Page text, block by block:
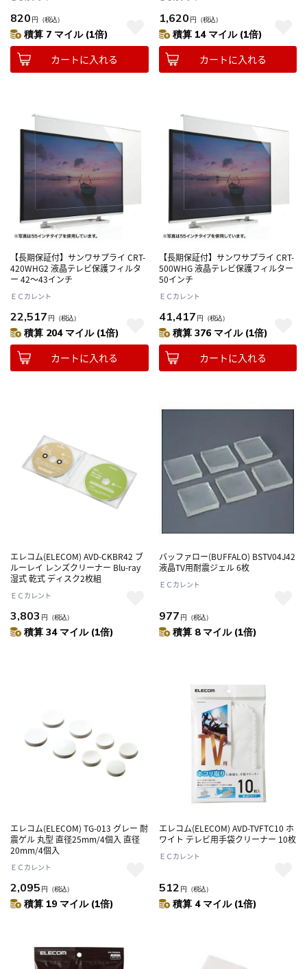
820 円 （税込）
積算 7 マイル (1倍)
カートに入れる
1,620 円 （税込）
積算 14 マイル (1倍)
カートに入れる
【長期保証付】サンワサプライ CRT-
420WHG2 液晶テレビ保護フィルタ
ー 42～43インチ
ＥＣカレント
22,517 円 （税込）
積算 204 マイル (1倍)
カートに入れる
【長期保証付】サンワサプライ CRT-
500WHG 液晶テレビ保護フィルター
50インチ
ＥＣカレント
41,417 円 （税込）
積算 376 マイル (1倍)
カートに入れる
エレコム(ELECOM) AVD-CKBR42 ブ
ルーレイ レンズクリーナー Blu-ray
湿式 乾式 ディスク2枚組
ＥＣカレント
3,803 円 （税込）
積算 34 マイル (1倍)
バッファロー(BUFFALO) BSTV04J42
液晶TV用耐震ジェル 6枚
ＥＣカレント
977 円 （税込）
積算 8 マイル (1倍)
エレコム(ELECOM) TG-013 グレー 耐
震ゲル 丸型 直径25mm/4個入 直径
20mm/4個入
ＥＣカレント
2,095 円 （税込）
積算 19 マイル (1倍)
エレコム(ELECOM) AVD-TVFTC10 ホ
ワイト テレビ用手袋クリーナー 10枚
ＥＣカレント
512 円 （税込）
積算 4 マイル (1倍)